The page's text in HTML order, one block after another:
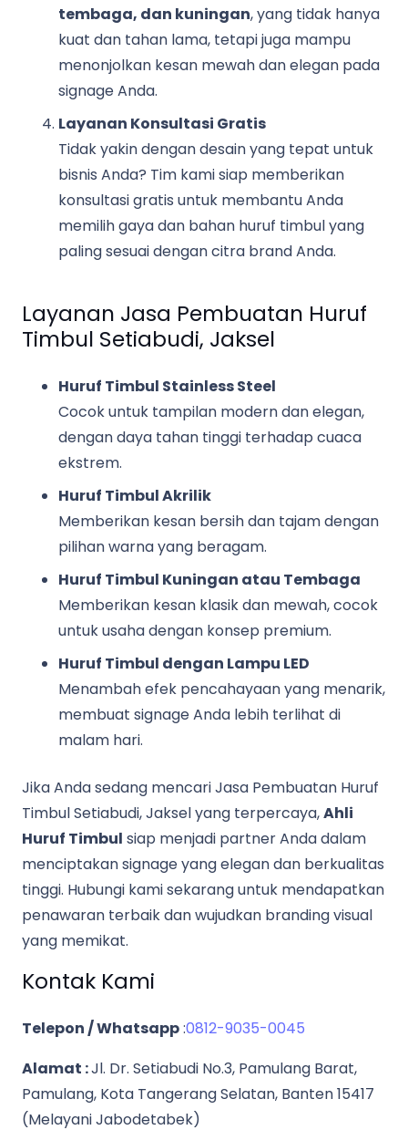
tembaga, dan kuningan, yang tidak hanya
kuat dan tahan lama, tetapi juga mampu
menonjolkan kesan mewah dan elegan pada
signage Anda.
Layanan Konsultasi Gratis
Tidak yakin dengan desain yang tepat untuk
bisnis Anda? Tim kami siap memberikan
konsultasi gratis untuk membantu Anda
memilih gaya dan bahan huruf timbul yang
paling sesuai dengan citra brand Anda.
Layanan Jasa Pembuatan Huruf
Timbul Setiabudi, Jaksel
Huruf Timbul Stainless Steel
Cocok untuk tampilan modern dan elegan,
dengan daya tahan tinggi terhadap cuaca
ekstrem.
Huruf Timbul Akrilik
Memberikan kesan bersih dan tajam dengan
pilihan warna yang beragam.
Huruf Timbul Kuningan atau Tembaga
Memberikan kesan klasik dan mewah, cocok
untuk usaha dengan konsep premium.
Huruf Timbul dengan Lampu LED
Menambah efek pencahayaan yang menarik,
membuat signage Anda lebih terlihat di
malam hari.
Jika Anda sedang mencari Jasa Pembuatan Huruf
Timbul Setiabudi, Jaksel yang terpercaya,Ahli
Huruf Timbul siap menjadi partner Anda dalam
menciptakan signage yang elegan dan berkualitas
tinggi. Hubungi kami sekarang untuk mendapatkan
penawaran terbaik dan wujudkan branding visual
yang memikat.
Kontak Kami
Telepon / Whatsapp:0812-9035-0045
Alamat :Jl. Dr. Setiabudi No.3, Pamulang Barat,
Pamulang, Kota Tangerang Selatan, Banten 15417
(Melayani Jabodetabek)